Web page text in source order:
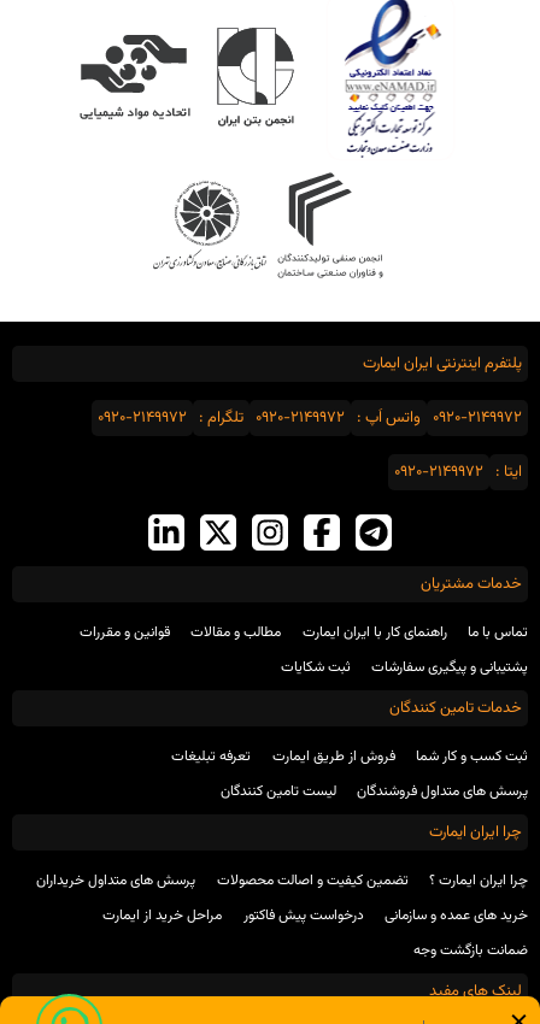
پلتفرم اینترنتی ایران ایمارت
0920-2149972 واتس اَپ : 0920-2149972 تلگرام : 0920-2149972
ایتا : 0920-2149972
خدمات مشتریان
تماس با ما راهنمای کار با ایران ایمارت مطالب و مقالات
قوانین و مقررات
پشتیبانی و پیگیری سفارشات
ثبت شکایات
خدمات تامین کنندگان
ثبت کسب و کار شما فروش از طریق ایمارت
تعرفه تبلیغات
پرسش های متداول فروشندگان
لیست تامین کنندگان
چرا ایران ایمارت
چرا ایران ایمارت ؟ تضمین کیفیت و اصالت محصولات
پرسش های متداول خریداران
خرید های عمده و سازمانی
درخواست پیش فاکتور
مراحل خرید از ایمارت
ضمانت بازگشت وجه
لینک های مفید